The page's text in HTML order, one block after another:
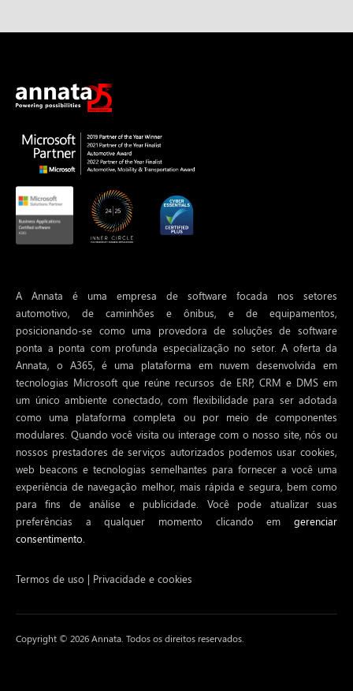
A Annata é uma empresa de software focada nos setores
automotivo, de caminhões e ônibus, e de equipamentos,
posicionando-se como uma provedora de soluções de software
ponta a ponta com profunda especialização no setor. A oferta da
Annata, o A365, é uma plataforma em nuvem desenvolvida em
tecnologias Microsoft que reúne recursos de ERP, CRM e DMS em
um único ambiente conectado, com flexibilidade para ser adotada
como uma plataforma completa ou por meio de componentes
modulares. Quando você visita ou interage com o nosso site, nós ou
nossos prestadores de serviços autorizados podemos usar cookies,
web beacons e tecnologias semelhantes para fornecer a você uma
experiência de navegação melhor, mais rápida e segura, bem como
para fins de análise e publicidade. Você pode atualizar suas
preferências a qualquer momento clicando em gerenciar
consentimento.
Termos de uso | Privacidade e cookies
Copyright © 2026 Annata. Todos os direitos reservados.